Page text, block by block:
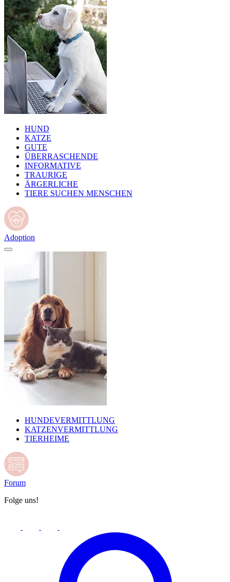
HUND
KATZE
GUTE
ÜBERRASCHENDE
INFORMATIVE
TRAURIGE
ÄRGERLICHE
TIERE SUCHEN MENSCHEN
Adoption
HUNDEVERMITTLUNG
KATZENVERMITTLUNG
TIERHEIME
Forum
Folge uns!